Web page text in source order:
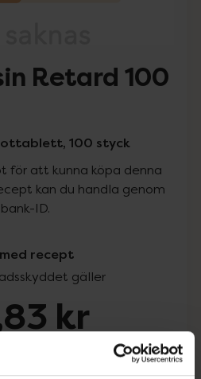
Retard 100
100 styck
för att kunna köpa denna
kan du handla genom
ID.
recept
gäller
kr